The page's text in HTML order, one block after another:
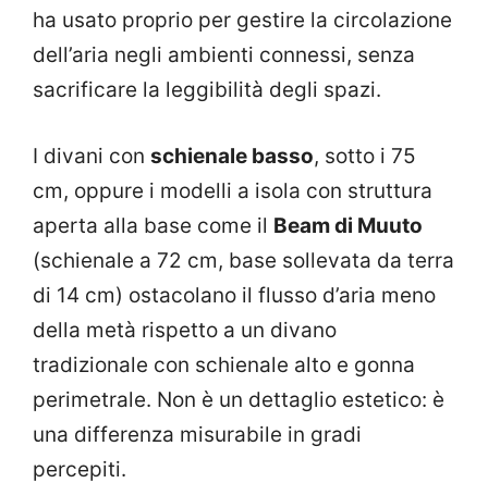
ha usato proprio per gestire la circolazione
dell’aria negli ambienti connessi, senza
sacrificare la leggibilità degli spazi.
I divani con schienale basso, sotto i 75
cm, oppure i modelli a isola con struttura
aperta alla base come il Beam di Muuto
(schienale a 72 cm, base sollevata da terra
di 14 cm) ostacolano il flusso d’aria meno
della metà rispetto a un divano
tradizionale con schienale alto e gonna
perimetrale. Non è un dettaglio estetico: è
una differenza misurabile in gradi
percepiti.